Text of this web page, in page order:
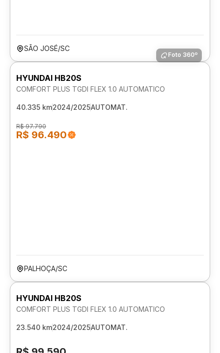
SÃO JOSÉ/SC
Foto 360º
HYUNDAI HB20S
COMFORT PLUS TGDI FLEX 1.0 AUTOMATICO
40.335 km2024/2025AUTOMAT.
R$ 97.790
R$ 96.490
PALHOÇA/SC
HYUNDAI HB20S
COMFORT PLUS TGDI FLEX 1.0 AUTOMATICO
23.540 km2024/2025AUTOMAT.